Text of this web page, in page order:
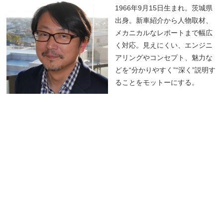
1966年9月15日生まれ。茨城県
出身。新車紹介から人物取材、
メカニカルなレポートまで幅広
く対応。見えにくい、エンジニ
アリングやコンセプト、魅力な
どを“分かりやすく”“深く”説明す
ることをモットーにする。